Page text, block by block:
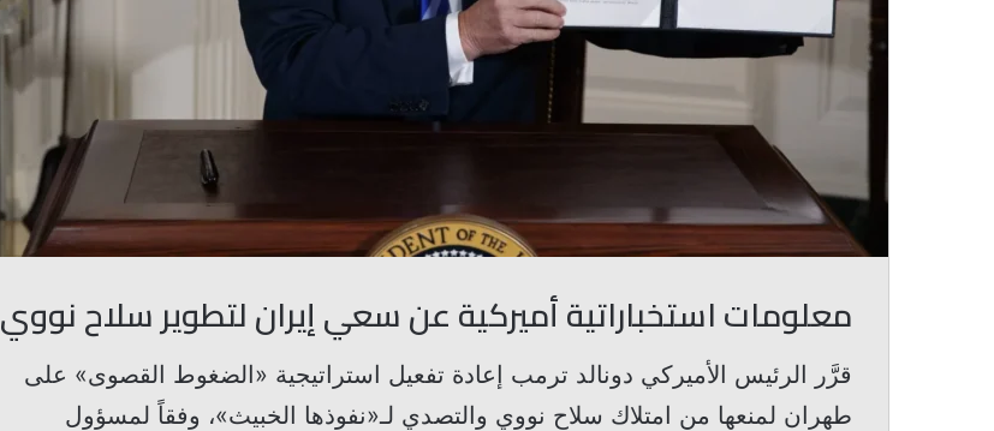
معلومات استخباراتية أميركية عن سعي إيران لتطوير سلاح نووي
قرَّر الرئيس الأميركي دونالد ترمب إعادة تفعيل استراتيجية «الضغوط القصوى» على
طهران لمنعها من امتلاك سلاح نووي والتصدي لـ«نفوذها الخبيث»، وفقاً لمسؤول